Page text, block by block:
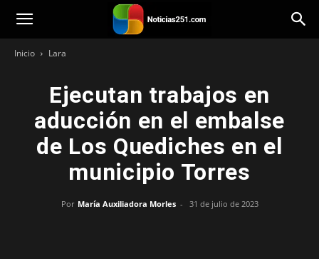
Noticias251
Inicio Lara
Ejecutan trabajos en
aducción en el embalse
de Los Quediches en el
municipio Torres
Por María Auxiliadora Morles - 31 de julio de 2023